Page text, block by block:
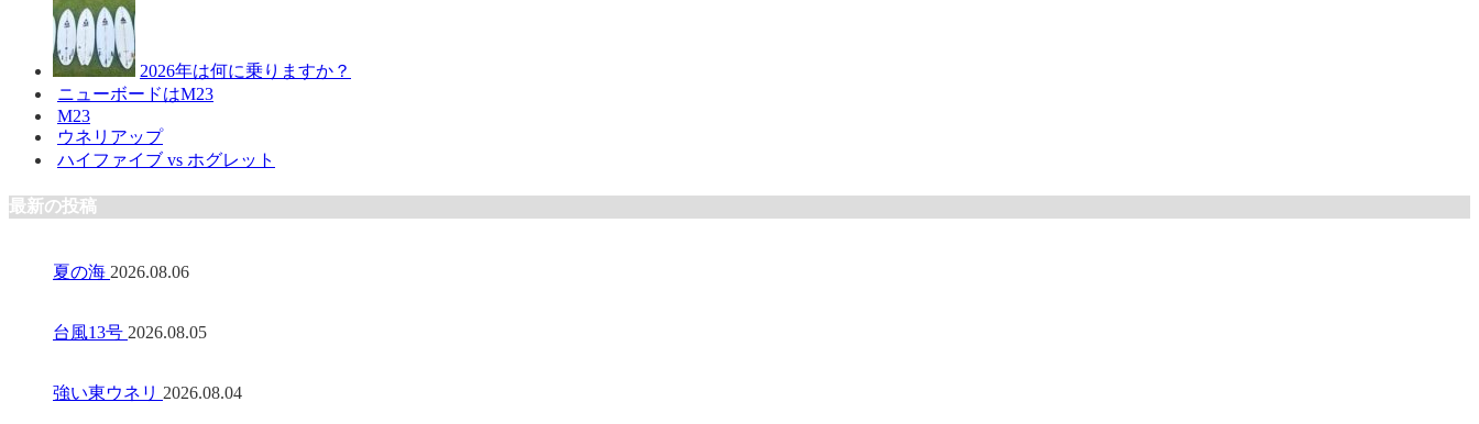
2026年は何に乗りますか？
ニューボードはM23
M23
ウネリアップ
ハイファイブ vs ホグレット
最新の投稿
夏の海 2026.08.06
台風13号 2026.08.05
強い東ウネリ 2026.08.04